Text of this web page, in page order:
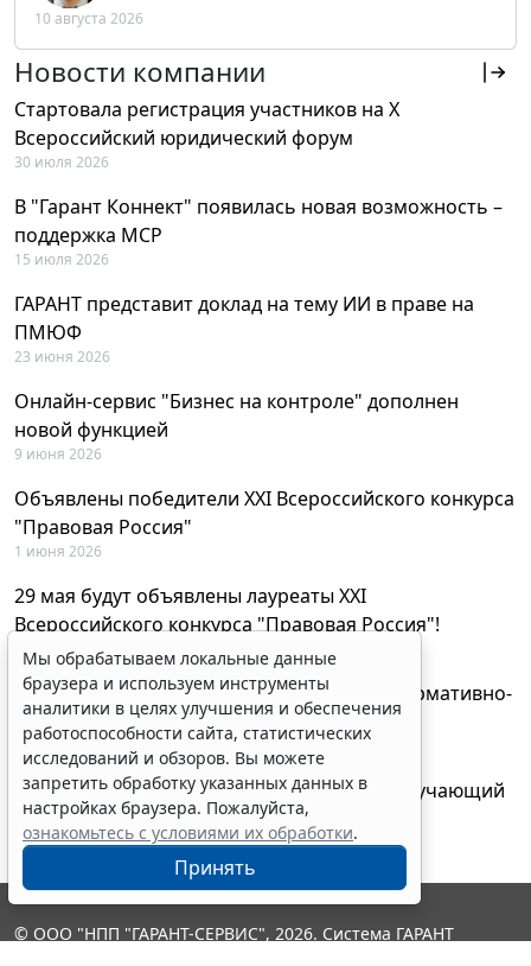
РФ
10 августа 2026
Новости компании
Стартовала регистрация участников на X
Всероссийский юридический форум
30 июля 2026
В "Гарант Коннект" появилась новая возможность –
поддержка MCP
15 июля 2026
ГАРАНТ представит доклад на тему ИИ в праве на
ПМЮФ
23 июня 2026
Онлайн-сервис "Бизнес на контроле" дополнен
новой функцией
9 июня 2026
Объявлены победители XXI Всероссийского конкурса
"Правовая Россия"
1 июня 2026
29 мая будут объявлены лауреаты XXI
Всероссийского конкурса "Правовая Россия"!
27 мая 2026
AI-ассистент Искра теперь анализирует нормативно-
техническую документацию
28 апреля 2026
"ГАРАНТ Электронный экспресс" провел обучающий
вебинар по работе с AI-ассистентом Искра
23 апреля 2026
Мы обрабатываем локальные данные
браузера и используем инструменты
аналитики в целях улучшения и обеспечения
работоспособности сайта, статистических
исследований и обзоров. Вы можете
запретить обработку указанных данных в
настройках браузера. Пожалуйста,
ознакомьтесь с условиями их обработки.
Принять
© ООО "НПП "ГАРАНТ-СЕРВИС", 2026. Система ГАРАНТ